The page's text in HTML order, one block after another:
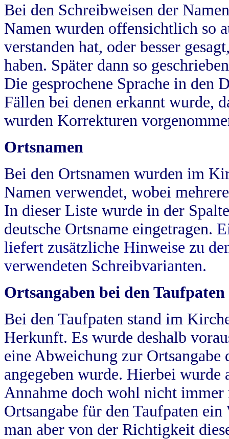
Bei den Schreibweisen der
Namen wurden offensichtlich so
verstanden hat, oder besser
haben. Später dann so
Die gesprochene Sprache in
Fällen bei denen erkannt wurde,
wurden Korrekturen
Ortsnamen
Bei den Ortsnamen wurden im
Namen verwendet, wobei
In dieser Liste wurde in der
deutsche Ortsname eingetragen.
liefert zusätzliche Hinweise zu
verwendeten Schreibvarianten.
Ortsangaben bei den Taufpaten
Bei den Taufpaten stand im
Herkunft. Es wurde deshalb
eine Abweichung zur
angegeben wurde. Hierbei wurde
Annahme doch wohl nicht
Ortsangabe für den Taufpaten
man aber von der Richtigkeit